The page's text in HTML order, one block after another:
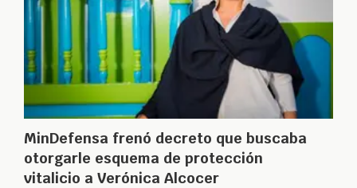
MinDefensa frenó decreto que buscaba
otorgarle esquema de protección
vitalicio a Verónica Alcocer